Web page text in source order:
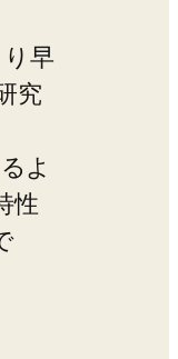
早
究
よ
性